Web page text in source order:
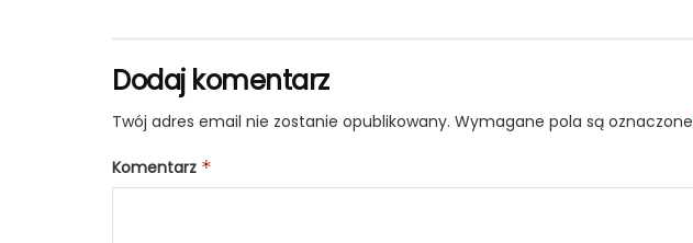
Dodaj komentarz
Twój adres email nie zostanie opublikowany. Wymagane pola są oznaczone
Komentarz *